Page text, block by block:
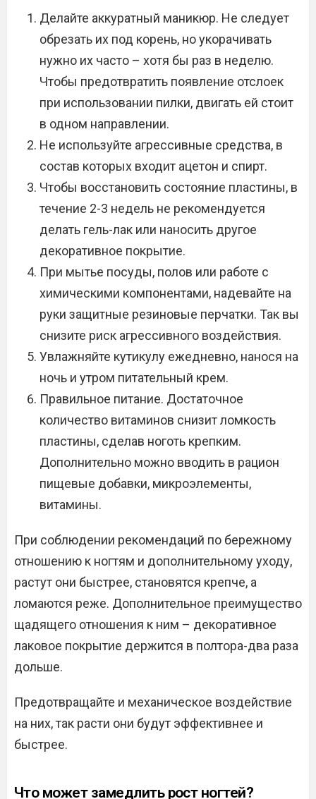
Делайте аккуратный маникюр. Не следует
обрезать их под корень, но укорачивать
нужно их часто – хотя бы раз в неделю.
Чтобы предотвратить появление отслоек
при использовании пилки, двигать ей стоит
в одном направлении.
Не используйте агрессивные средства, в
состав которых входит ацетон и спирт.
Чтобы восстановить состояние пластины, в
течение 2-3 недель не рекомендуется
делать гель-лак или наносить другое
декоративное покрытие.
При мытье посуды, полов или работе с
химическими компонентами, надевайте на
руки защитные резиновые перчатки. Так вы
снизите риск агрессивного воздействия.
Увлажняйте кутикулу ежедневно, нанося на
ночь и утром питательный крем.
Правильное питание. Достаточное
количество витаминов снизит ломкость
пластины, сделав ноготь крепким.
Дополнительно можно вводить в рацион
пищевые добавки, микроэлементы,
витамины.
При соблюдении рекомендаций по бережному
отношению к ногтям и дополнительному уходу,
растут они быстрее, становятся крепче, а
ломаются реже. Дополнительное преимущество
щадящего отношения к ним – декоративное
лаковое покрытие держится в полтора-два раза
дольше.
Предотвращайте и механическое воздействие
на них, так расти они будут эффективнее и
быстрее.
Что может замедлить рост ногтей?